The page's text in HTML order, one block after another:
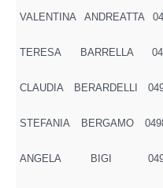
VALENTINA ANDREATTA
TERESA BARRELLA
CLAUDIA BERARDELLI
STEFANIA BERGAMO
ANGELA BIGI